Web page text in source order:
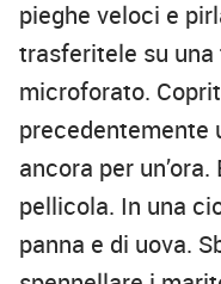
pieghe veloci e
trasferitele su
microforato.
precedentemente
ancora per
pellicola. In una
panna e di uova.